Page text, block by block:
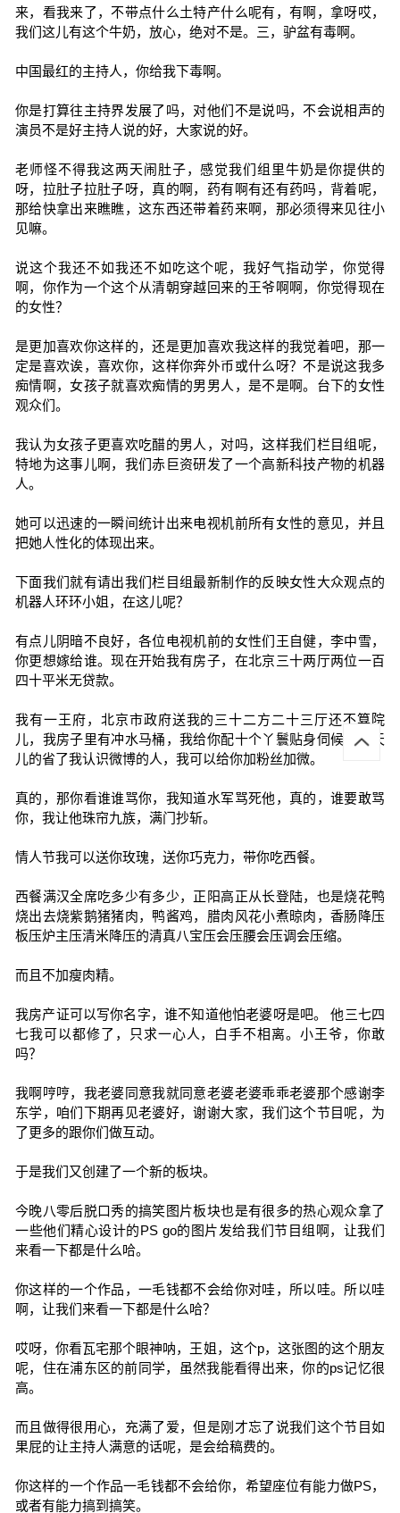
来，看我来了，不带点什么土特产什么呢有，有啊，拿呀哎，
我们这儿有这个牛奶，放心，绝对不是。三，驴盆有毒啊。
中国最红的主持人，你给我下毒啊。
你是打算往主持界发展了吗，对他们不是说吗，不会说相声的
演员不是好主持人说的好，大家说的好。
老师怪不得我这两天闹肚子，感觉我们组里牛奶是你提供的
呀，拉肚子拉肚子呀，真的啊，药有啊有还有药吗，背着呢，
那给快拿出来瞧瞧，这东西还带着药来啊，那必须得来见往小
见嘛。
说这个我还不如我还不如吃这个呢，我好气指动学，你觉得
啊，你作为一个这个从清朝穿越回来的王爷啊啊，你觉得现在
的女性？
是更加喜欢你这样的，还是更加喜欢我这样的我觉着吧，那一
定是喜欢诶，喜欢你，这样你奔外币或什么呀？不是说这我多
痴情啊，女孩子就喜欢痴情的男男人，是不是啊。台下的女性
观众们。
我认为女孩子更喜欢吃醋的男人，对吗，这样我们栏目组呢，
特地为这事儿啊，我们赤巨资研发了一个高新科技产物的机器
人。
她可以迅速的一瞬间统计出来电视机前所有女性的意见，并且
把她人性化的体现出来。
下面我们就有请出我们栏目组最新制作的反映女性大众观点的
机器人环环小姐，在这儿呢？
有点儿阴暗不良好，各位电视机前的女性们王自健，李中雪，
你更想嫁给谁。现在开始我有房子，在北京三十两厅两位一百
四十平米无贷款。
我有一王府，北京市政府送我的三十二方二十三厅还不算院
儿，我房子里有冲水马桶，我给你配十个丫鬟贴身伺候你天天
儿的省了我认识微博的人，我可以给你加粉丝加微。
真的，那你看谁谁骂你，我知道水军骂死他，真的，谁要敢骂
你，我让他珠帘九族，满门抄斩。
情人节我可以送你玫瑰，送你巧克力，带你吃西餐。
西餐满汉全席吃多少有多少，正阳高正从长登陆，也是烧花鸭
烧出去烧紫鹅猪猪肉，鸭酱鸡，腊肉风花小煮晾肉，香肠降压
板压炉主压清米降压的清真八宝压会压腰会压调会压缩。
而且不加瘦肉精。
我房产证可以写你名字，谁不知道他怕老婆呀是吧。 他三七四
七我可以都修了，只求一心人，白手不相离。小王爷，你敢
吗？
我啊哼哼，我老婆同意我就同意老婆老婆乖乖老婆那个感谢李
东学，咱们下期再见老婆好，谢谢大家，我们这个节目呢，为
了更多的跟你们做互动。
于是我们又创建了一个新的板块。
今晚八零后脱口秀的搞笑图片板块也是有很多的热心观众拿了
一些他们精心设计的PS go的图片发给我们节目组啊，让我们
来看一下都是什么哈。
你这样的一个作品，一毛钱都不会给你对哇，所以哇。所以哇
啊，让我们来看一下都是什么哈？
哎呀，你看瓦宅那个眼神呐，王姐，这个p，这张图的这个朋友
呢，住在浦东区的前同学，虽然我能看得出来，你的ps记忆很
高。
而且做得很用心，充满了爱，但是刚才忘了说我们这个节目如
果屁的让主持人满意的话呢，是会给稿费的。
你这样的一个作品一毛钱都不会给你，希望座位有能力做PS，
或者有能力搞到搞笑。